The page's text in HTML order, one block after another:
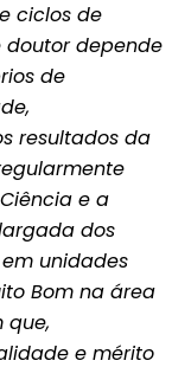
ciclos de
doutor depende
de
resultados da
e a
dos
unidades
Bom na área
que,
e mérito